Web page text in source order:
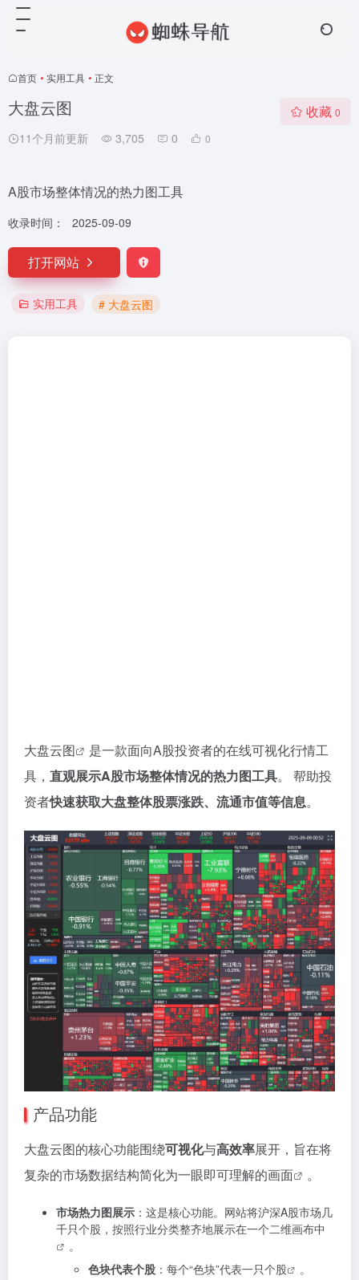
首页 • 实用工具 • 正文
大盘云图
11个月前更新 3,705 0 0
收藏 0
A股市场整体情况的热力图工具
收录时间： 2025-09-09
打开网站
实用工具 # 大盘云图
大盘云图
是一款面向A股投资者的在线可视化行情工
具， 直观展示A股市场整体情况的热力图工具。 帮助投
资者快速获取大盘整体股票涨跌、流通市值等信息。
产品功能
大盘云图的核心功能围绕可视化与高效率展开，旨在将
复杂的市场数据结构简化为一眼即可理解的画面
。
市场热力图展示 ：这是核心功能。网站将沪深A股市场几
千只个股，按照行业分类整齐地展示在一个二维画布中
。
色块代表个股 ：每个“色块”代表一只个股
。